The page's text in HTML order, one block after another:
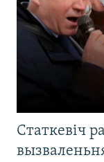
Статкевіч